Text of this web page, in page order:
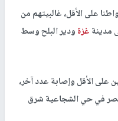
12 مواطنا على الأقل، غالبيتهم من
مدينةغزةودير البلح وسط
استشهاد 8 مواطنين على الأقل وإصابة عدد آخر،
عصر في حي الشجاعية شرق